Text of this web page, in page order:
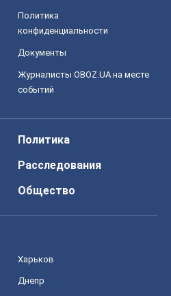
Политика
конфиденциальности
Документы
Журналисты OBOZ.UA на месте
событий
Политика
Расследования
Общество
Харьков
Днепр